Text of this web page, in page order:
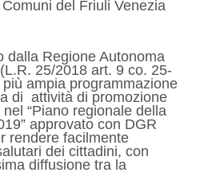
Comuni del Friuli Venezia
dalla Regione Autonoma
25/2018 art. 9 co. 25-
ampia programmazione
di attività di promozione
nel “Piano regionale della
approvato con DGR
rendere facilmente
dei cittadini, con
diffusione tra la